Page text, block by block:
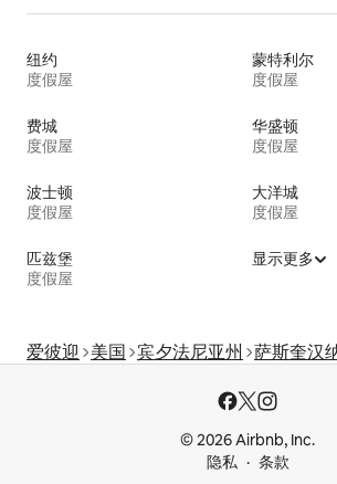
纽约
度假屋
蒙特利尔
度假屋
费城
度假屋
华盛顿
度假屋
波士顿
度假屋
大洋城
度假屋
匹兹堡
度假屋
显示更多
爱彼迎 美国 宾夕法尼亚州 萨斯奎汉
© 2026 Airbnb, Inc.
隐私
条款